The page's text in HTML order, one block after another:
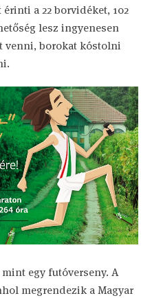
a 22 borvidéket, 102
lesz ingyenesen
venni, borokat kóstolni
egy futóverseny. A
megrendezik a Magyar